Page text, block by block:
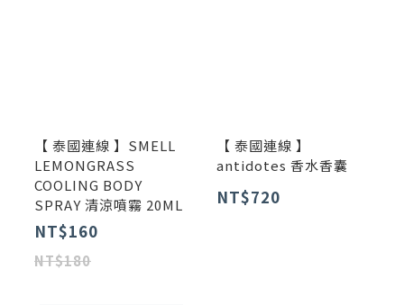
【 泰國連線 】SMELL
LEMONGRASS
COOLING BODY
SPRAY 清涼噴霧 20ML
NT$160
NT$180
【 泰國連線 】
antidotes 香水香囊
NT$720